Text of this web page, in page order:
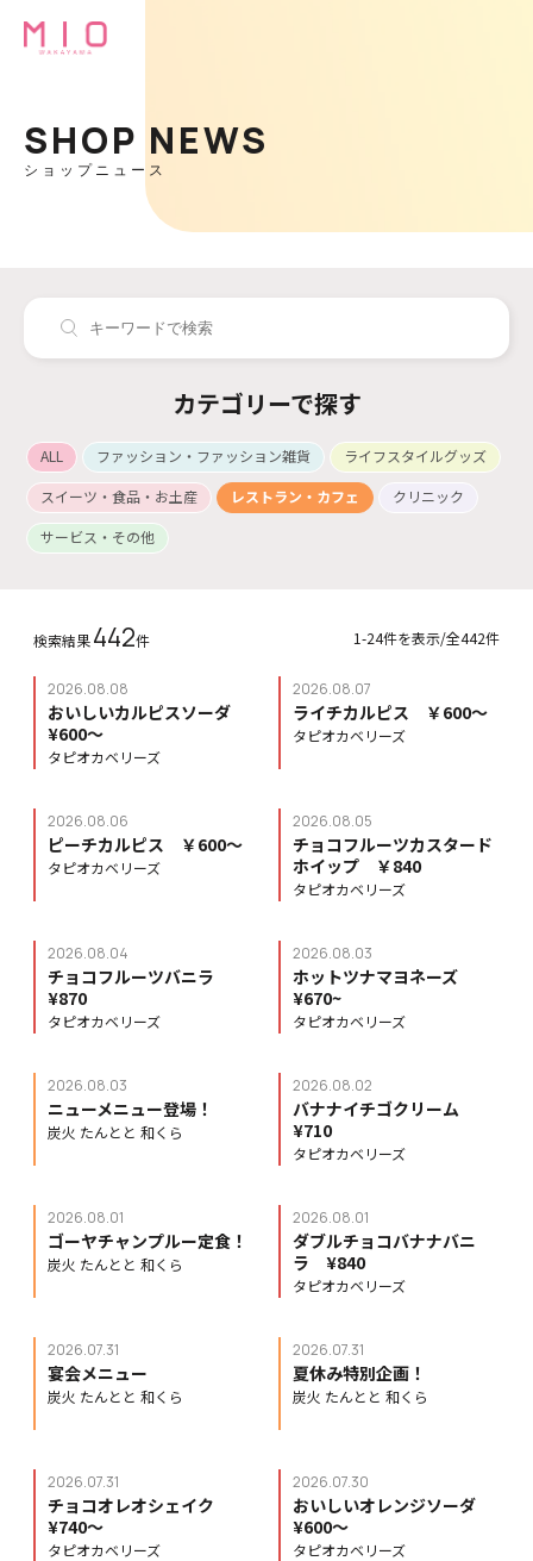
SHOP NEWS
ショップニュース
カテゴリーで探す
ALL ファッション・ファッション雑貨
ライフスタイルグッズ
スイーツ・食品・お土産
レストラン・カフェ
クリニック
サービス・その他
検索結果442件 1-24件を表示/全442件
2026.08.08
おいしいカルピスソーダ
¥600〜
タピオカベリーズ
2026.08.07
ライチカルピス ￥600〜
タピオカベリーズ
2026.08.06
ピーチカルピス ￥600〜
タピオカベリーズ
2026.08.05
チョコフルーツカスタード
ホイップ ￥840
タピオカベリーズ
2026.08.04
チョコフルーツバニラ
¥870
タピオカベリーズ
2026.08.03
ホットツナマヨネーズ
¥670~
タピオカベリーズ
2026.08.03
ニューメニュー登場！
炭火 たんとと 和くら
2026.08.02
バナナイチゴクリーム
¥710
タピオカベリーズ
2026.08.01
ゴーヤチャンプルー定食！
炭火 たんとと 和くら
2026.08.01
ダブルチョコバナナバニ
ラ ¥840
タピオカベリーズ
2026.07.31
宴会メニュー
炭火 たんとと 和くら
2026.07.31
夏休み特別企画！
炭火 たんとと 和くら
2026.07.31
チョコオレオシェイク
¥740〜
タピオカベリーズ
2026.07.30
おいしいオレンジソーダ
¥600〜
タピオカベリーズ